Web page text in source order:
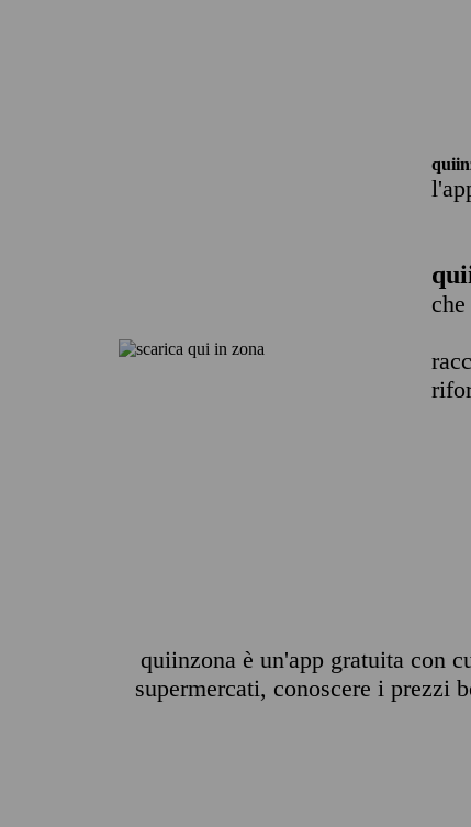
quiinzona è un'app gratuita con
supermercati, conoscere i prezzi